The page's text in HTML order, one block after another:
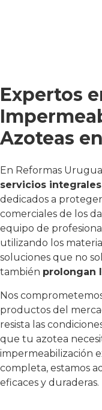
Expertos
Azoteas
En Reformas
servicios
dedicados a
comerciales de los
equipo de
utilizando los
soluciones que no
también prolongan
Nos
productos del
resista las
que tu azotea
impermeabilización
completa, estamos
eficaces y duraderas.